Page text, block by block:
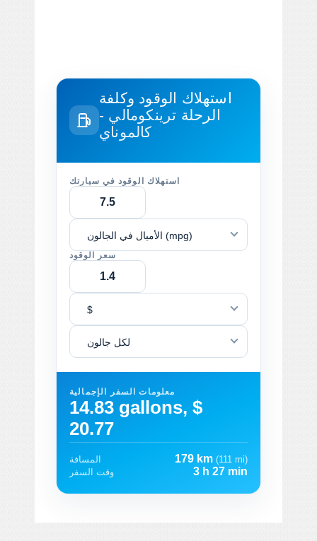
استهلاك الوقود وكلفة
الرحلة ترينكومالي -
كالموناي
استهلاك الوقود في سيارتك
الأميال في الجالون (mpg)
سعر الوقود
$
لكل جالون
معلومات السفر الإجمالية
14.83 gallons, $
20.77
المسافة 179 km (111 mi)
وقت السفر
3 h 27 min